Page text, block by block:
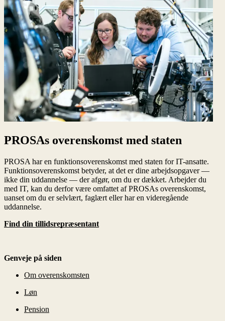
PROSAs overenskomst med staten
PROSA har en funktionsoverenskomst med staten for IT-ansatte.
Funktionsoverenskomst betyder, at det er dine arbejdsopgaver —
ikke din uddannelse — der afgør, om du er dækket. Arbejder du
med IT, kan du derfor være omfattet af PROSAs overenskomst,
uanset om du er selvlært, faglært eller har en videregående
uddannelse.
Find din tillidsrepræsentant
Genveje på siden
Om overenskomsten
Løn
Pension